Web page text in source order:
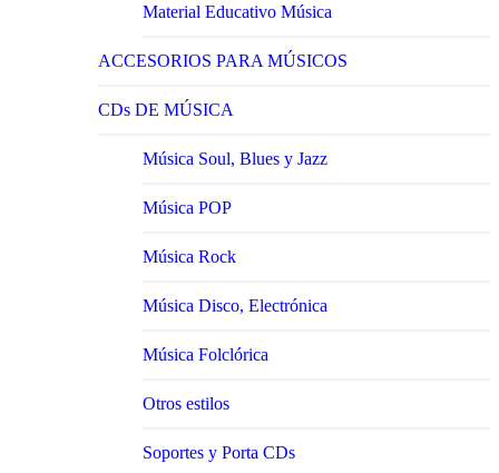
Material Educativo Música
ACCESORIOS PARA MÚSICOS
CDs DE MÚSICA
Música Soul, Blues y Jazz
Música POP
Música Rock
Música Disco, Electrónica
Música Folclórica
Otros estilos
Soportes y Porta CDs